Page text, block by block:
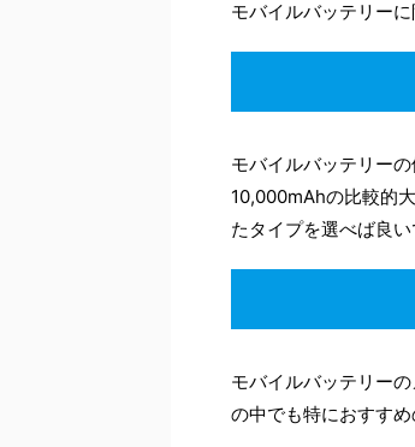
モバイルバッテリー
モバイルバッテリー
10,000mAhの比較的
たタイプを選べば良い
モバイルバッテリー
の中でも特におすすめ